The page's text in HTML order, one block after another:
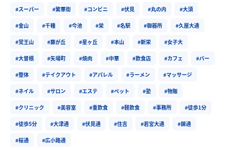
#スーパー #繁華街 #コンビニ #伏見 #丸の内 #大須
#金山 #千種 #今池 #栄 #名駅 #御器所 #久屋大通
#覚王山 #藤が丘 #星ヶ丘 #本山 #新栄 #女子大
#大曽根 #矢場町 #焼肉 #中華 #飲食店 #カフェ #バー
#整体 #テイクアウト #アパレル #ラーメン #マッサージ
#ネイル #サロン #エステ #ペット #塾 #物販
#クリニック #美容室 #重飲食 #軽飲食 #事務所 #徒歩1分
#徒歩5分 #大津通 #伏見通 #住吉 #若宮大通 #錦通
#桜通 #広小路通